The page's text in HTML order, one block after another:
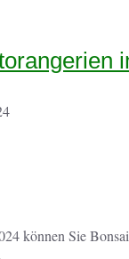
können Sie